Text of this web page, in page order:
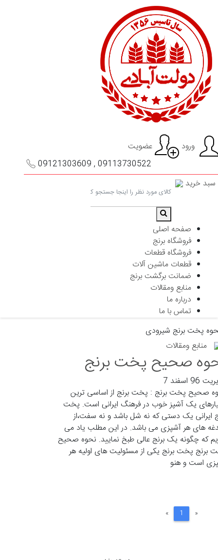
ورود
عضویت
09113730522 , 09121303609
سبد خرید
صفحه اصلی
فروشگاه برنج
فروشگاه قطعات
قطعات ماشین آلات
ضمانت برگشت برنج
منابع ومقالات
درباره ما
تماس با ما
پخت برنج شیرودی
منابع ومقالات
صحیح پخت برنج
96 اسفند 7
صحیح پخت برنج : پخت برنج از اساسی ترین
یک آشپز خوب در فرهنگ ایرانی است. پخت
ایرانی یک دستی که نه شل باشد و نه سفت،از
های هر آشپزی می باشد. در این مطلب یاد می
که چگونه یک برنج عالی طبخ نمایید. نحوه صحیح
برنج پخت برنج یکی از مسئولیت های اولیه هر
است و هنو
«
Previous
1
»